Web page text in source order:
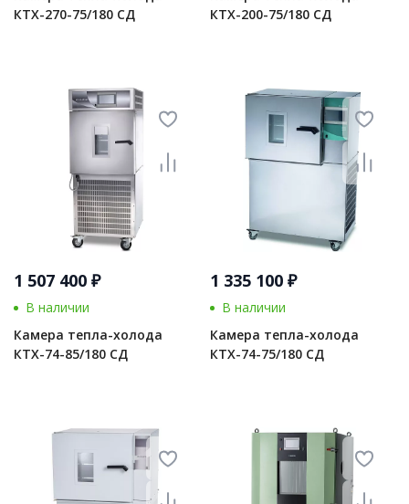
КТХ-270-75/180 СД
КТХ-200-75/180 СД
1 507 400 ₽
В наличии
Камера тепла-холода
КТХ-74-85/180 СД
1 335 100 ₽
В наличии
Камера тепла-холода
КТХ-74-75/180 СД